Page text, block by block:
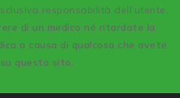
responsabilità dell’utente.
di un medico né ritardate la
a causa di qualcosa che avete
questo sito.